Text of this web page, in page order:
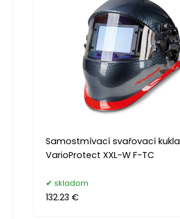
Samostmívací svařovací kukla
VarioProtect XXL-W F-TC
skladom
132.23 €